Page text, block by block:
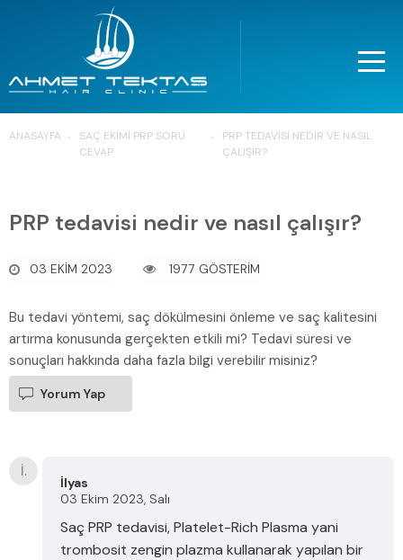
ANASAYFA
SAÇ EKIMI PRP SORU
CEVAP
PRP TEDAVISI NEDIR VE NASIL
ÇALIŞIR?
PRP tedavisi nedir ve nasıl çalışır?
03 EKIM 2023 1977 GÖSTERİM
Bu tedavi yöntemi, saç dökülmesini önleme ve saç kalitesini
artırma konusunda gerçekten etkili mi? Tedavi süresi ve
sonuçları hakkında daha fazla bilgi verebilir misiniz?
Yorum Yap
İ.
İlyas
03 Ekim 2023, Salı
Saç PRP tedavisi, Platelet-Rich Plasma yani
trombosit zengin plazma kullanarak yapılan bir